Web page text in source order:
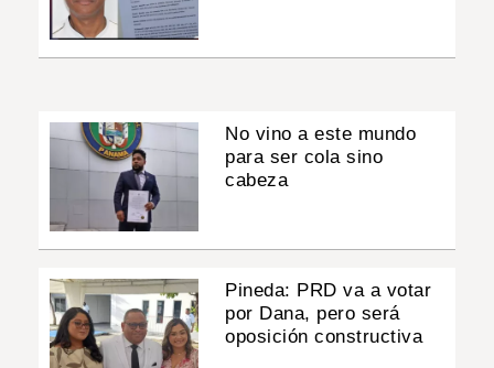
No vino a este mundo
para ser cola sino
cabeza
Pineda: PRD va a votar
por Dana, pero será
oposición constructiva